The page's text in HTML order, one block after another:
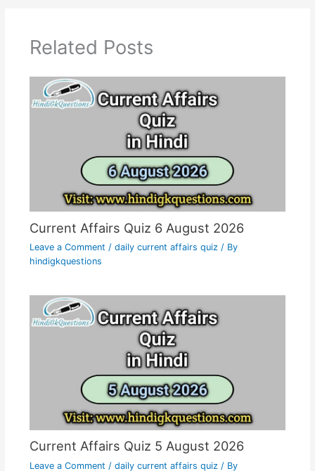
Related Posts
Current Affairs Quiz 6 August 2026
Leave a Comment / daily current affairs quiz / By
hindigkquestions
Current Affairs Quiz 5 August 2026
Leave a Comment / daily current affairs quiz / By